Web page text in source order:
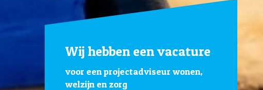
Wij hebben een vacature
voor een projectadviseur wonen,
welzijn en zorg